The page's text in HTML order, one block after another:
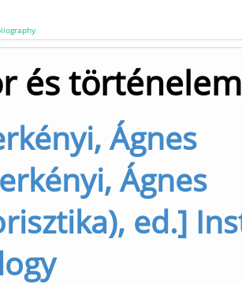
és történelem
Ágnes
Ágnes
ed.]